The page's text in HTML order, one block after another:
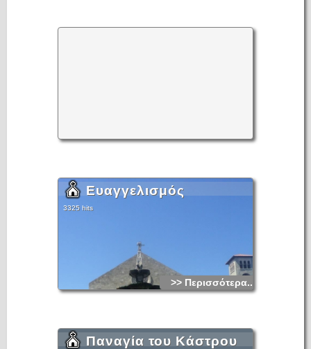
Ευαγγελισμός
3325 hits
>> Περισσότερα...
Παναγία του Κάστρου